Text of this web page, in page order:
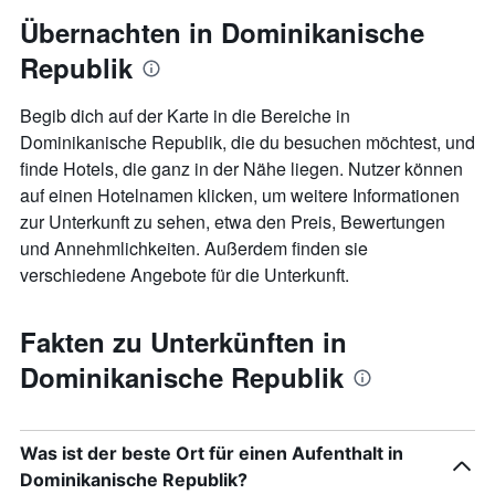
Übernachten in Dominikanische
Republik
Begib dich auf der Karte in die Bereiche in
Dominikanische Republik, die du besuchen möchtest, und
finde Hotels, die ganz in der Nähe liegen. Nutzer können
auf einen Hotelnamen klicken, um weitere Informationen
zur Unterkunft zu sehen, etwa den Preis, Bewertungen
und Annehmlichkeiten. Außerdem finden sie
verschiedene Angebote für die Unterkunft.
Fakten zu Unterkünften in
Dominikanische Republik
Was ist der beste Ort für einen Aufenthalt in
Dominikanische Republik?